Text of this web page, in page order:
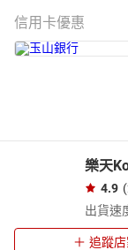
信用卡優惠
樂天
4.9
出貨速
追蹤店